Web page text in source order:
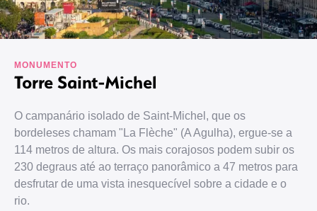
MONUMENTO
Torre Saint-Michel
O campanário isolado de Saint-Michel, que os
bordeleses chamam "La Flèche" (A Agulha), ergue-se a
114 metros de altura. Os mais corajosos podem subir os
230 degraus até ao terraço panorâmico a 47 metros para
desfrutar de uma vista inesquecível sobre a cidade e o
rio.